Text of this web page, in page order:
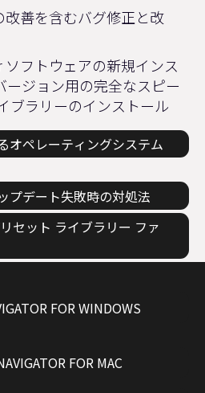
改善を含むバグ修正と改
フトウェアの新規インス
ージョン用の完全なスピー
ブラリーのインストール
オペレーティングシステム
プデート失敗時の対処法
セット ライブラリー ファ
FOR WINDOWS
FOR MAC